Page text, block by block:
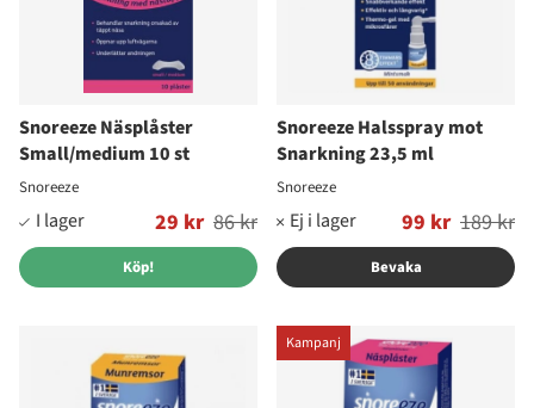
Snoreeze Näsplåster
Small/medium 10 st
Snoreeze
29 kr
Ordinarie pris: 86 kr
Köp!
Snoreeze Halsspray mot
Snarkning 23,5 ml
Snoreeze
99 kr
Ordinarie pris: 189 kr
Bevaka
Kampanj